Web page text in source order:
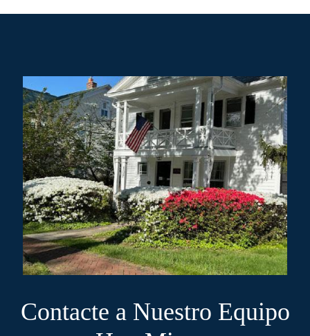
Contacte a Nuestro Equipo